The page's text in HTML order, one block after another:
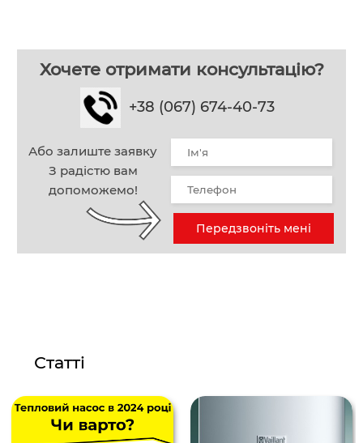
Хочете отримати консультацію?
+38 (067) 674-40-73
Або залиште заявку
З радістю вам
допоможемо!
Передзвоніть мені
Статті